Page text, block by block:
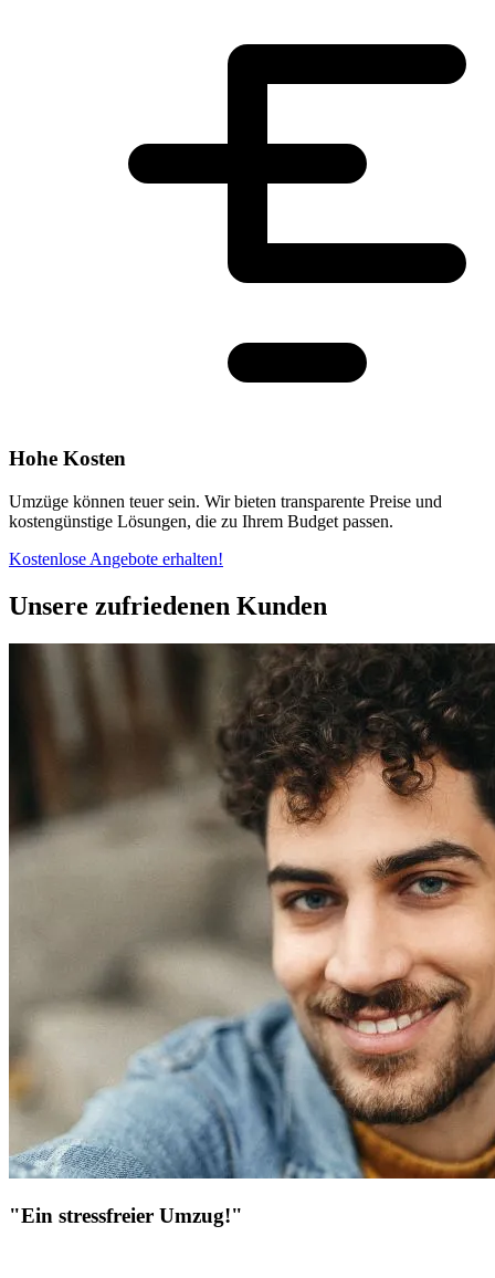
Hohe Kosten
Umzüge können teuer sein. Wir bieten transparente Preise und
kostengünstige Lösungen, die zu Ihrem Budget passen.
Kostenlose Angebote erhalten!
Unsere zufriedenen Kunden
"Ein stressfreier Umzug!"